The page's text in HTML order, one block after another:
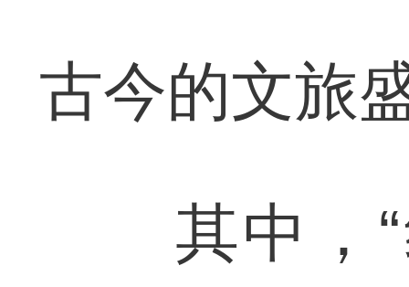
古今的文旅
其中，“